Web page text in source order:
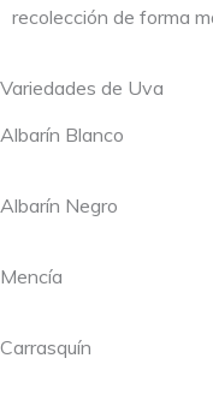
recolección de forma
Variedades de Uva
Albarín Blanco
Albarín Negro
Mencía
Carrasquín